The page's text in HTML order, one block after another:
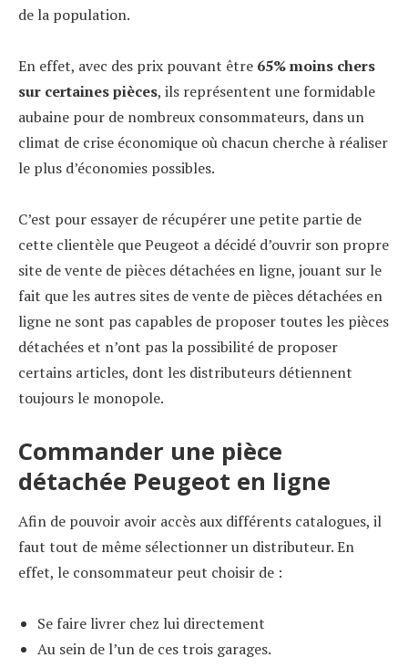
de la population.
En effet, avec des prix pouvant être 65% moins chers
sur certaines pièces, ils représentent une formidable
aubaine pour de nombreux consommateurs, dans un
climat de crise économique où chacun cherche à réaliser
le plus d’économies possibles.
C’est pour essayer de récupérer une petite partie de
cette clientèle que Peugeot a décidé d’ouvrir son propre
site de vente de pièces détachées en ligne, jouant sur le
fait que les autres sites de vente de pièces détachées en
ligne ne sont pas capables de proposer toutes les pièces
détachées et n’ont pas la possibilité de proposer
certains articles, dont les distributeurs détiennent
toujours le monopole.
Commander une pièce
détachée Peugeot en ligne
Afin de pouvoir avoir accès aux différents catalogues, il
faut tout de même sélectionner un distributeur. En
effet, le consommateur peut choisir de :
Se faire livrer chez lui directement
Au sein de l’un de ces trois garages.